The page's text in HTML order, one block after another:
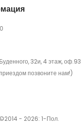
32и, 4 этаж, оф.93
позвоните нам!)
©2014 - 2026: 1-Пол.